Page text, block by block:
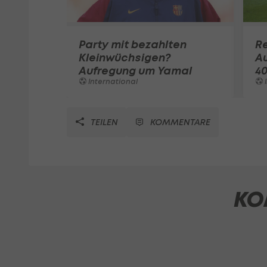
Party mit bezahlten
Kleinwüchsigen?
Aufregung um Yamal
International
TEILEN KOMMENTARE